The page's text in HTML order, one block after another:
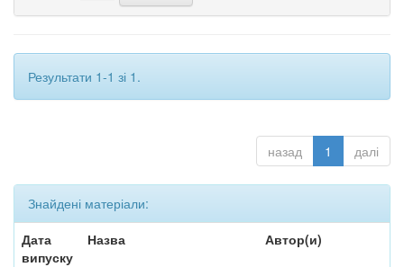
Результати 1-1 зі 1.
назад 1 далі
Знайдені матеріали:
Дата
випуску
Назва Автор(и)